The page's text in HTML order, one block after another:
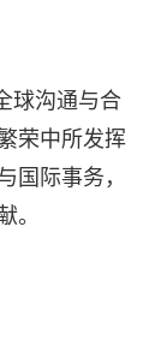
球沟通与合
荣中所发挥
国际事务，
。